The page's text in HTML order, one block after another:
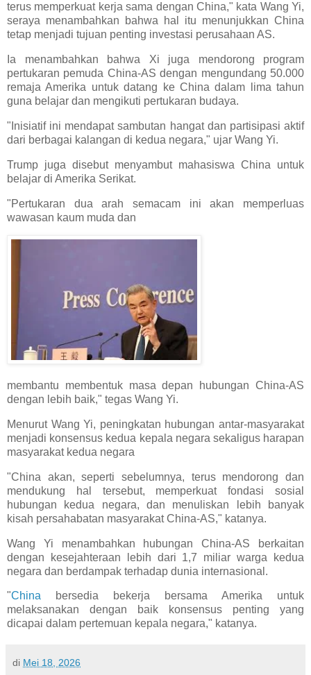
terus memperkuat kerja sama dengan China," kata Wang Yi,
seraya menambahkan bahwa hal itu menunjukkan China
tetap menjadi tujuan penting investasi perusahaan AS.
Ia menambahkan bahwa Xi juga mendorong program
pertukaran pemuda China-AS dengan mengundang 50.000
remaja Amerika untuk datang ke China dalam lima tahun
guna belajar dan mengikuti pertukaran budaya.
"Inisiatif ini mendapat sambutan hangat dan partisipasi aktif
dari berbagai kalangan di kedua negara," ujar Wang Yi.
Trump juga disebut menyambut mahasiswa China untuk
belajar di Amerika Serikat.
"Pertukaran dua arah semacam ini akan memperluas
wawasan kaum muda dan
membantu membentuk masa depan hubungan China-AS
dengan lebih baik," tegas Wang Yi.
Menurut Wang Yi, peningkatan hubungan antar-masyarakat
menjadi konsensus kedua kepala negara sekaligus harapan
masyarakat kedua negara
"China akan, seperti sebelumnya, terus mendorong dan
mendukung hal tersebut, memperkuat fondasi sosial
hubungan kedua negara, dan menuliskan lebih banyak
kisah persahabatan masyarakat China-AS," katanya.
Wang Yi menambahkan hubungan China-AS berkaitan
dengan kesejahteraan lebih dari 1,7 miliar warga kedua
negara dan berdampak terhadap dunia internasional.
"China bersedia bekerja bersama Amerika untuk
melaksanakan dengan baik konsensus penting yang
dicapai dalam pertemuan kepala negara," katanya.
di Mei 18, 2026